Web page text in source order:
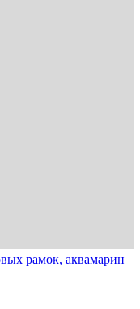
рамок, аквамарин